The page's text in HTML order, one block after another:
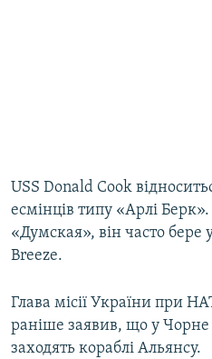
USS Donald Cook
есмінців типу «Арлі
«Думская», він часто бере
Breeze.
Глава місії України при
раніше заявив, що у Чорне
заходять кораблі Альянсу.